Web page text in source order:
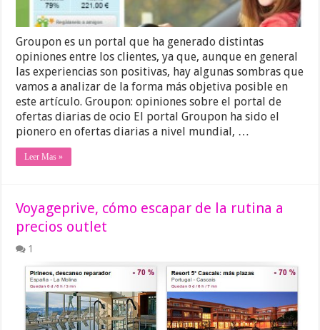
Groupon es un portal que ha generado distintas
opiniones entre los clientes, ya que, aunque en general
las experiencias son positivas, hay algunas sombras que
vamos a analizar de la forma más objetiva posible en
este artículo. Groupon: opiniones sobre el portal de
ofertas diarias de ocio El portal Groupon ha sido el
pionero en ofertas diarias a nivel mundial, …
Leer Mas »
Voyageprive, cómo escapar de la rutina a
precios outlet
1